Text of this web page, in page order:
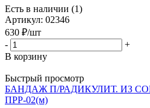
Есть в наличии (1)
Артикул: 02346
630 ₽/шт
-
+
В корзину
Быстрый просмотр
БАНДАЖ П/РАДИКУЛИТ. ИЗ
ПРР-02(м)